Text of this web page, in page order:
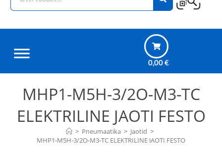
0,00€
MHP1-M5H-3/2O-M3-TC
ELEKTRILINE JAOTI FESTO
> Pneumaatika > Jaotid >
MHP1-M5H-3/2O-M3-TC ELEKTRILINE JAOTI FESTO